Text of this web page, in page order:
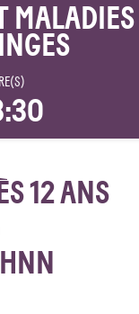
MALADIES
12 ANS